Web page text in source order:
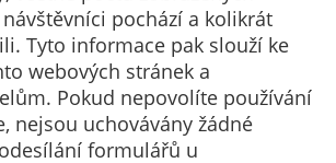
pochází a kolikrát
Tyto informace pak slouží ke
webových stránek a
Pokud nepovolíte používání
nejsou uchovávány žádné
formulářů u